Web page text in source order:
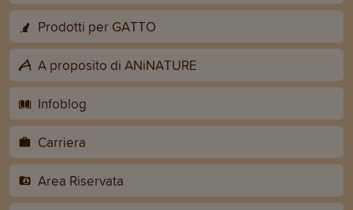
Prodotti per GATTO
A proposito di ANiNATURE
Infoblog
Carriera
Area Riservata